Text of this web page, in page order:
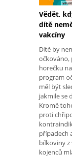
Vědět,
dítě
vakcíny
Dítě by
očkováno,
horečku
program
měl být
jakmile se
Kromě
proti
případech
bílkoviny z
kojenců